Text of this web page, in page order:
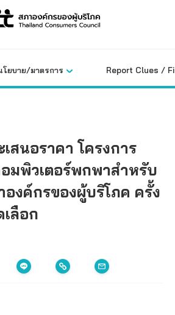
โยบาย/มาตรการ Report Clues /
สนอราคา โครงการ
มพิวเตอร์พกพาสำหรับ
งค์กรของผู้บริโภค ครั้ง
ลือก